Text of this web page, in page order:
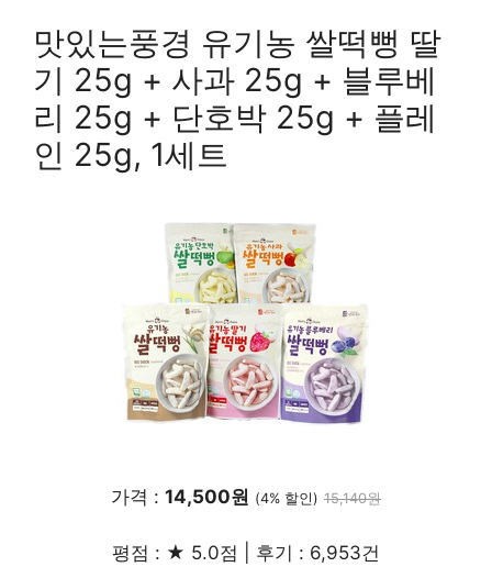
맛있는풍경 유기농 쌀떡뻥 딸
기 25g + 사과 25g + 블루베
리 25g + 단호박 25g + 플레
인 25g, 1세트
가격 : 14,500원 (4% 할인) 15,140원
평점 : ★ 5.0점 | 후기 : 6,953건